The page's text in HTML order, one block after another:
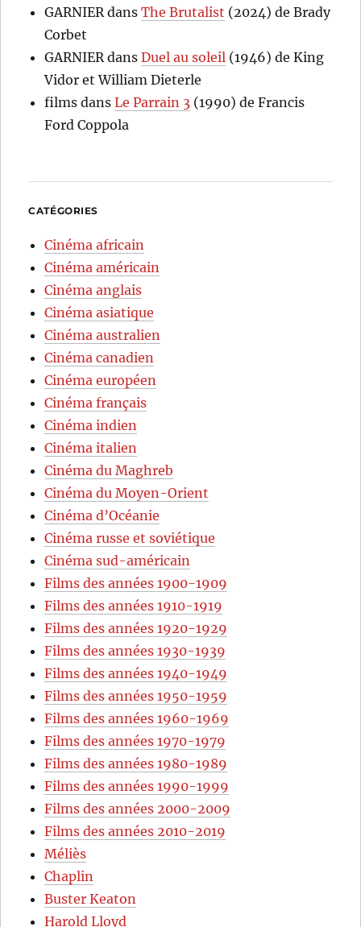
GARNIER dansThe Brutalist (2024) de Brady
Corbet
GARNIER dansDuel au soleil (1946) de King
Vidor et William Dieterle
films dansLe Parrain 3 (1990) de Francis
Ford Coppola
CATÉGORIES
Cinéma africain
Cinéma américain
Cinéma anglais
Cinéma asiatique
Cinéma australien
Cinéma canadien
Cinéma européen
Cinéma français
Cinéma indien
Cinéma italien
Cinéma du Maghreb
Cinéma du Moyen-Orient
Cinéma d’Océanie
Cinéma russe et soviétique
Cinéma sud-américain
Films des années 1900-1909
Films des années 1910-1919
Films des années 1920-1929
Films des années 1930-1939
Films des années 1940-1949
Films des années 1950-1959
Films des années 1960-1969
Films des années 1970-1979
Films des années 1980-1989
Films des années 1990-1999
Films des années 2000-2009
Films des années 2010-2019
Méliès
Chaplin
Buster Keaton
Harold Lloyd